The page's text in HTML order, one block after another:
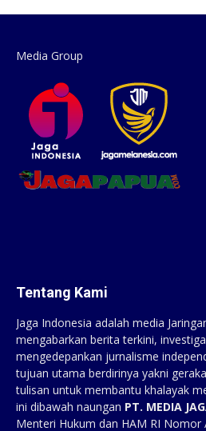
Media Group
Tentang Kami
Jaga Indonesia adalah media
mengabarkan berita terkini,
mengedepankan jurnalisme
tujuan utama berdirinya yakni
tulisan untuk membantu khalayak
ini dibawah naungan PT. MEDIA
Menteri Hukum dan HAM RI Nomor